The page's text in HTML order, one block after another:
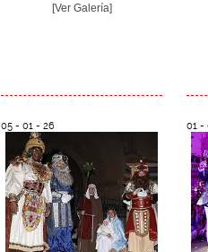
[Ver Galería]
05 - 01 - 26 01 -